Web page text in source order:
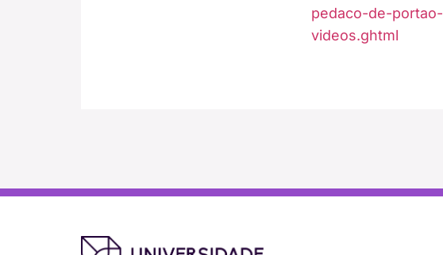
pedaco-de-portao-
videos.ghtml